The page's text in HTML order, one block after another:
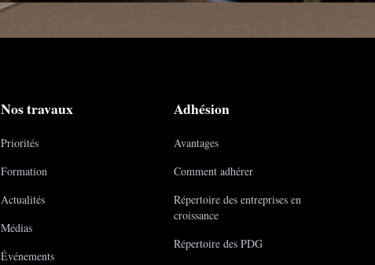
Nos travaux
Priorités
Formation
Actualités
Médias
Événements
Adhésion
Avantages
Comment adhérer
Répertoire des entreprises en
croissance
Répertoire des PDG